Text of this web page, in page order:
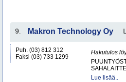
9. Makron Technology Oy
Puh. (03) 812 312
Faksi (03) 733 1299
Hakutulos
Lue lisää..